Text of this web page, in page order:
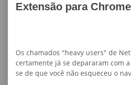
Extensão para
Os chamados "heavy users" de
certamente já se depararam com
se de que você não esqueceu o